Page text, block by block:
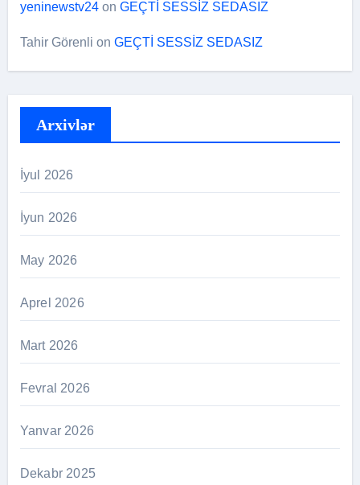
yeninewstv24on GEÇTİ SESSİZ SEDASIZ
Tahir Görenli on GEÇTİ SESSİZ SEDASIZ
Arxivlər
İyul 2026
İyun 2026
May 2026
Aprel 2026
Mart 2026
Fevral 2026
Yanvar 2026
Dekabr 2025